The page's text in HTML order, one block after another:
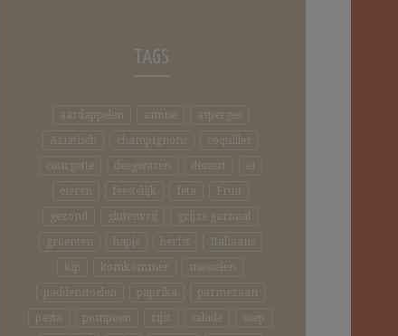
TAGS
aardappelen amuse
asperges
Aziatisch
champignons
coquilles
courgette
deegwaren dessert
ei
eieren
feestelijk feta
Fruit
gezond
glutenvrij
grijze garnaal
groenten
hapje herfst
Italiaans
kip
komkommer
mosselen
paddenstoelen
paprika
parmezaan
pasta
pompoen rijst salade
soep